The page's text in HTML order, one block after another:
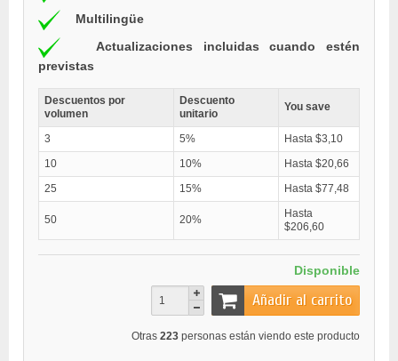
Multilingüe
Actualizaciones incluidas cuando estén
previstas
Descuentos por
volumen
Descuento
unitario
You save
3 5%
Hasta $3,10
10
10%
Hasta $20,66
25
15% Hasta $77,48
50 20%
Hasta
$206,60
Disponible
Añadir al carrito
Otras 223 personas están viendo este producto